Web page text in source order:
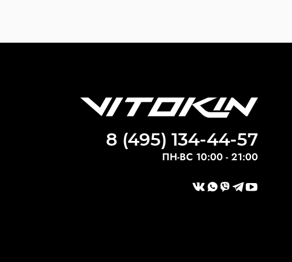
8 (495) 134-44-57
ПН-ВС 10:00 - 21:00